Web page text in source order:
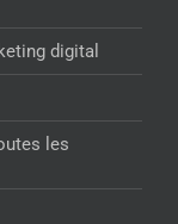
digital
les